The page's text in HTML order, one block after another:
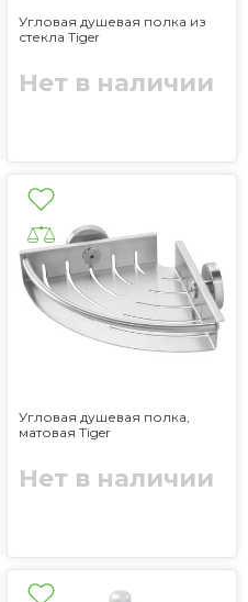
Угловая душевая полка из
стекла Tiger
Нет в наличии
Угловая душевая полка,
матовая Tiger
Нет в наличии